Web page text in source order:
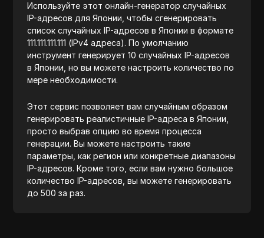
Используйте этот онлайн-генератор случайных
IP-адресов для Японии, чтобы сгенерировать
список случайных IP-адресов в Японии в формате
111.111.111.111 (IPv4 адреса). По умолчанию
инструмент генерирует 10 случайных IP-адресов
в Японии, но вы можете настроить количество по
мере необходимости.
Этот сервис позволяет вам случайным образом
генерировать реалистичные IP-адреса в Японии,
просто выбрав опцию во время процесса
генерации. Вы можете настроить такие
параметры, как регион или конкретные диапазоны
IP-адресов. Кроме того, если вам нужно большое
количество IP-адресов, вы можете генерировать
до 500 за раз.